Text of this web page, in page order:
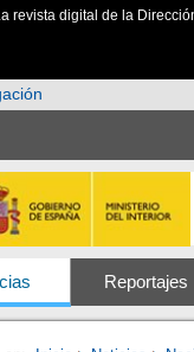
revista digital de la
Reportajes